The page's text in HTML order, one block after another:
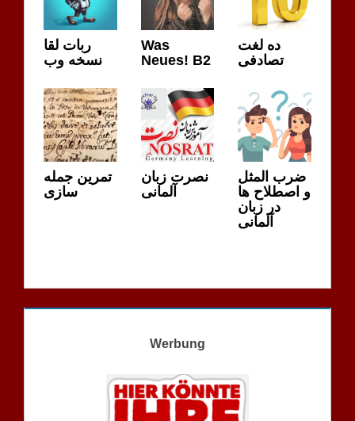
ربات لقا
نسخه وب
Was
Neues! B2
ده لغت
تصادفی
تمرین جمله
سازی
نصرت زبان
آلمانی
ضرب المثل
و اصطلاح ها
در زبان
آلمانی
Werbung